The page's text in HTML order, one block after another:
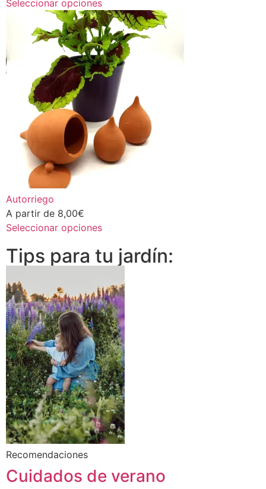
Seleccionar opciones
Autorriego
A partir de 8,00€
Seleccionar opciones
Tips para tu jardín:
Recomendaciones
Cuidados de verano